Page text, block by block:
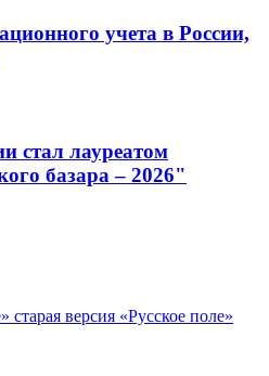
учета в России,
стал лауреатом
базара – 2026"
«Русское поле»